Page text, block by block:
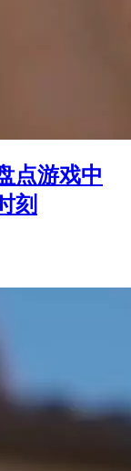
点游戏中
刻